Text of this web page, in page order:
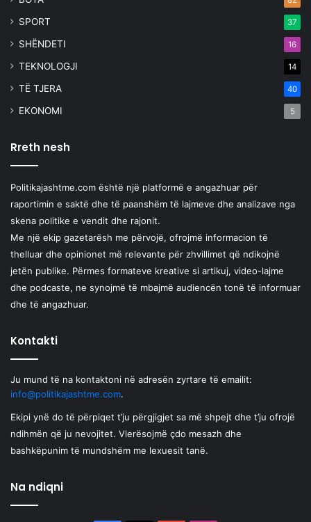
SPORT 37
SHËNDETI 16
TEKNOLOGJI 14
TË TJERA 40
EKONOMI 5
Rreth nesh
Politikajashtme.com është një platformë e angazhuar për
raportimin e saktë dhe të paanshëm të lajmeve dhe analizave nga
skena politike e vendit dhe rajonit.
Me një ekip gazetarësh me përvojë, ofrojmë informacion të
thelluar dhe opinionet më relevante për zhvillimet që ndikojnë
jetën publike. Përmes formateve kreative si artikuj, video-lajme
dhe podcaste, ne synojmë të mbajmë audiencën tonë të informuar
dhe të angazhuar.
Kontakti
Ju mund të na kontaktoni në adresën zyrtare të emailit:
info@politikajashtme.com.
Ekipi ynë do të përpiqet t’ju përgjigjet sa më shpejt dhe t’ju ofrojë
ndihmën që ju nevojitet. Vlerësojmë çdo mesazh dhe
bashkëpunim të mundshëm me lexuesit tanë.
Na ndiqni